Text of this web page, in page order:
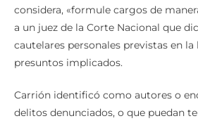
considera, «formule cargos de
a un juez de la Corte Nacional que
cautelares personales previstas en la
presuntos implicados.
Carrión identificó como autores o
delitos denunciados, o que puedan